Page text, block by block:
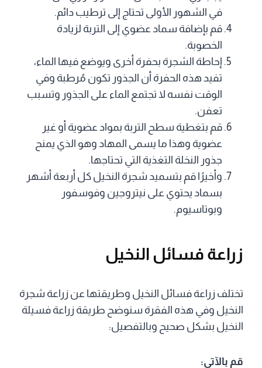
في الشهور الأولى تحتاج إلى ترطيب دائم.
قم بإضافة سماد عضوي إلى التربة لزيادة
الخصوبة.
إحاطة الشجرة بحفرة أخرى ويوضع فيها الماء،
تفيد هذه الحفرة أن الجذور تكون مُرطبة وفي
الوقت نفسه لا تجتمع الماء على الجذور وتسبب
تعفن.
قم بتغطية سطح التربة بمواد عضوية أو غير
عضوية وهذا ما يسمى المهاد وهو الذي يمنح
جذور النخلة التغذية التي تحتاجها.
وأخيرًا قم بتسميد شجرة النخيل كل أربعة أشهر
بسماد يحتوي على نيتروجين وفوسفور
وبوتاسيوم.
زراعة فسائل النخيل
تختلف زراعة فسائل النخيل وطريقتها عن زراعة شجرة
النخيل وفي هذه الفقرة سنوضح طريقة زراعة فسيلة
النخيل بشكل صحيح وبالتفصيل:
قم بالآتي: